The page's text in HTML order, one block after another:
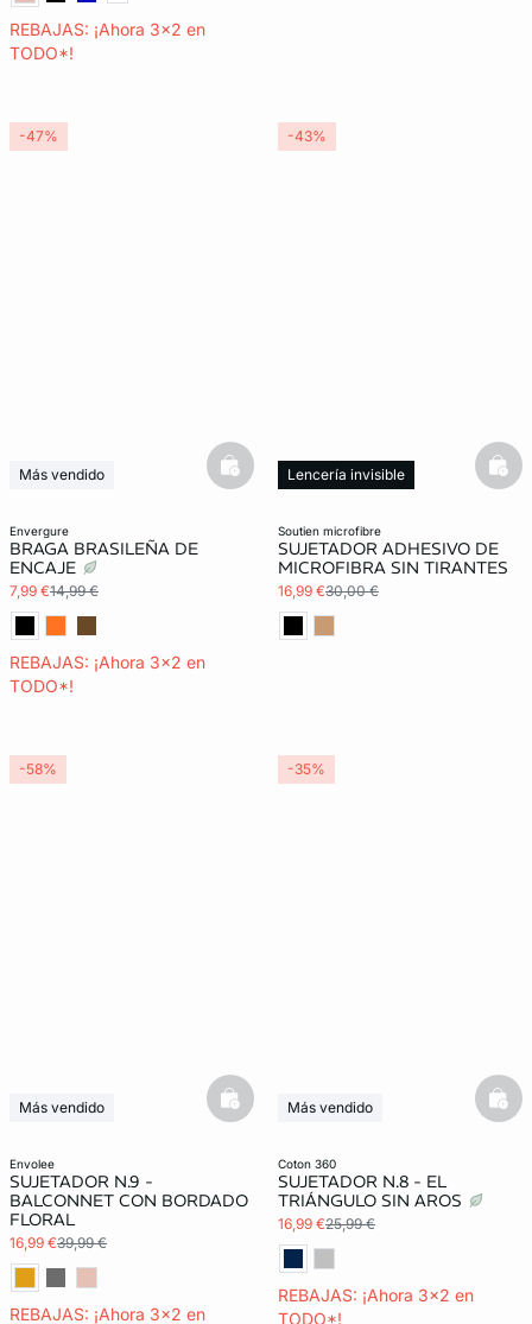
REBAJAS: ¡Ahora 3x2 en
TODO*!
envergure
BRAGA BRASILEÑA DE
ENCAJE
7,99 €14,99 €
REBAJAS: ¡Ahora 3x2 en
TODO*!
Más vendido
basketfull
-47%
soutien microfibre
SUJETADOR ADHESIVO DE
MICROFIBRA SIN TIRANTES
16,99 €30,00 €
Lencería invisible
-43%
envolee
SUJETADOR N.9 -
BALCONNET CON BORDADO
FLORAL
16,99 €39,99 €
REBAJAS: ¡Ahora 3x2 en
Más vendido
basketfull
-58%
coton 360
SUJETADOR N.8 - EL
TRIÁNGULO SIN AROS
16,99 €25,99 €
REBAJAS: ¡Ahora 3x2 en
TODO*!
Más vendido
Exclu Web
-35%